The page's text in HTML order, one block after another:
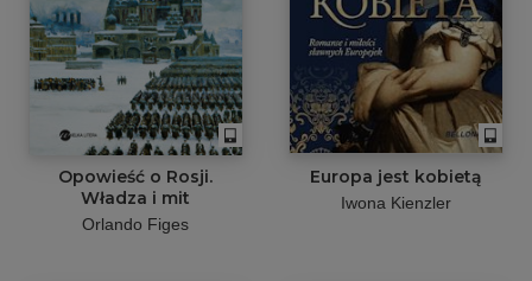
Opowieść o Rosji.
Władza i mit
Orlando Figes
Europa jest kobietą
Iwona Kienzler